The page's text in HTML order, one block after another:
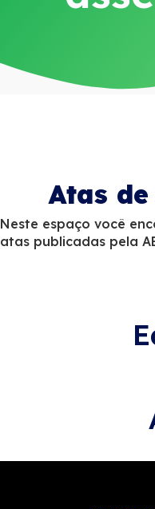
Atas
Neste espaço você
atas publicadas pela